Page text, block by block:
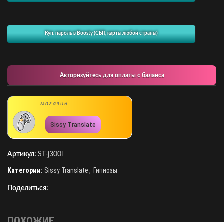
Куп. пароль в Boosty (СБП, карты любой страны)
Авторизуйтесь для оплаты с баланса
магазин
Sissy Translate
Артикул: ST-j300l
Категории: Sissy Translate, Гипнозы
Поделиться: